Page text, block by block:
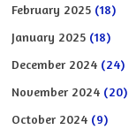
February 2025 (18)
January 2025 (18)
December 2024 (24)
November 2024 (20)
October 2024 (9)